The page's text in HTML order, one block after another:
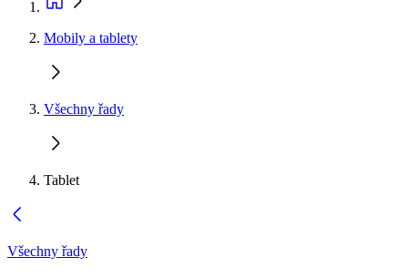
Mobily a tablety
Všechny řady
Tablet
Všechny řady